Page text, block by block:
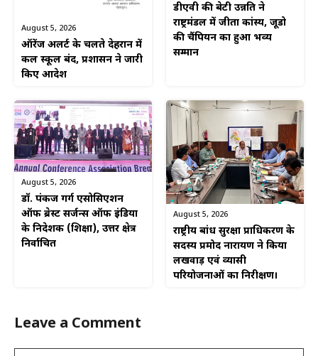
August 5, 2026
ऑरेंज अलर्ट के चलते देहरादून में
कल स्कूल बंद, प्रशासन ने जारी
किए आदेश
डीएवी की बेटी उन्नति ने
राष्ट्रमंडल में जीता कांस्य, जूडो
की चैंपियन का हुआ भव्य
सम्मान
August 5, 2026
डॉ. पंकज गर्ग एसोसिएशन
ऑफ ब्रेस्ट सर्जन्स ऑफ इंडिया
के निदेशक (शिक्षा), उत्तर क्षेत्र
निर्वाचित
August 5, 2026
राष्ट्रीय बांध सुरक्षा प्राधिकरण के
सदस्य प्रमोद नारायण ने किया
लखवाड़ एवं व्यासी
परियोजनाओं का निरीक्षण।
Leave a Comment